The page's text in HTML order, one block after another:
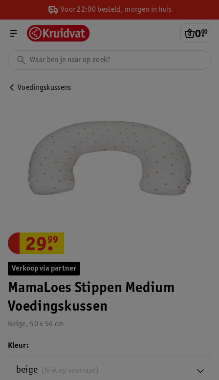
Voor 22:00 besteld, morgen in huis
0.
00
Voedingskussens
Verkoop via partner
MamaLoes Stippen Medium
Voedingskussen
Beige, 50 x 56 cm
29.
99
Kleur
(Niet op voorraad)
beige